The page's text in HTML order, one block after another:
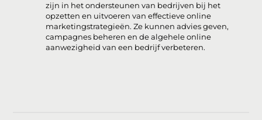
zijn in het ondersteunen van bedrijven bij het
opzetten en uitvoeren van effectieve online
marketingstrategieën. Ze kunnen advies geven,
campagnes beheren en de algehele online
aanwezigheid van een bedrijf verbeteren.